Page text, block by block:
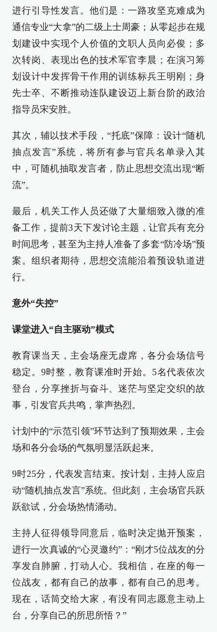
进行引导性发言。他们是：一路攻坚克难成为
通信专业“大拿”的二级上士周豪；从零起步在规
划建设中实现个人价值的文职人员向必俊；多
次转岗、表现出色的技术军官李晨；在演习筹
划设计中发挥骨干作用的训练标兵王明刚；身
先士卒、不断推动连队建设迈上新台阶的政治
指导员宋安胜。
其次，辅以技术手段，“托底”保障：设计“随机
抽点发言”系统，将所有参与官兵名单录入其
中，可随机抽取发言者，防止思想交流出现“断
流”。
最后，机关工作人员还做了大量细致入微的准
备工作，提前3天下发讨论主题，让官兵有充分
时间思考，甚至为主持人准备了多套“防冷场”预
案。组织者期待，思想交流能沿着预设轨道进
行。
意外“失控”
课堂进入“自主驱动”模式
教育课当天，主会场座无虚席，各分会场信号
稳定。9时整，教育课准时开始。5名代表依次
登台，分享挫折与奋斗、迷茫与坚定交织的故
事，引发官兵共鸣，掌声热烈。
计划中的“示范引领”环节达到了预期效果，主会
场和各分会场的气氛明显活跃起来。
9时25分，代表发言结束。按计划，主持人应启
动“随机抽点发言”系统。但此刻，主会场官兵跃
跃欲试，分会场热情涌动。
主持人征得领导同意后，临时决定抛开预案，
进行一次真诚的“心灵邀约”：“刚才5位战友的分
享发自肺腑，打动人心。我相信，在座的每一
位战友，都有自己的故事，都有自己的思考。
现在，话筒交给大家，有没有同志愿意主动上
台，分享自己的所思所悟？”